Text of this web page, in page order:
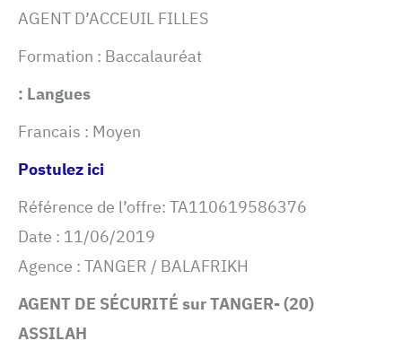
AGENT D’ACCEUIL FILLES
Formation : Baccalauréat
Langues :
Francais : Moyen
Postulez ici
Référence de l’offre: TA110619586376
Date : 11/06/2019
Agence : TANGER / BALAFRIKH
(20) AGENT DE SÉCURITÉ sur TANGER-
ASSILAH